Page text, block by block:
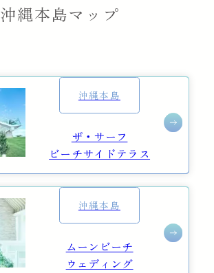
沖縄本島マップ
沖縄本島
ザ・サーフ
ビーチサイドテラス
沖縄本島
ムーンビーチ
ウェディング